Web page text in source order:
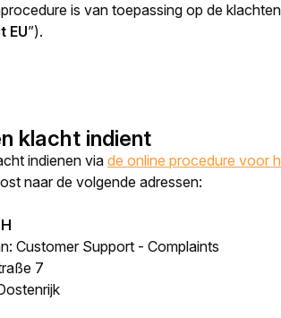
is van toepassing op de
EU”).
klacht indient
indienen via de online procedure voor
naar de volgende adressen:
Customer Support - Complaints
7